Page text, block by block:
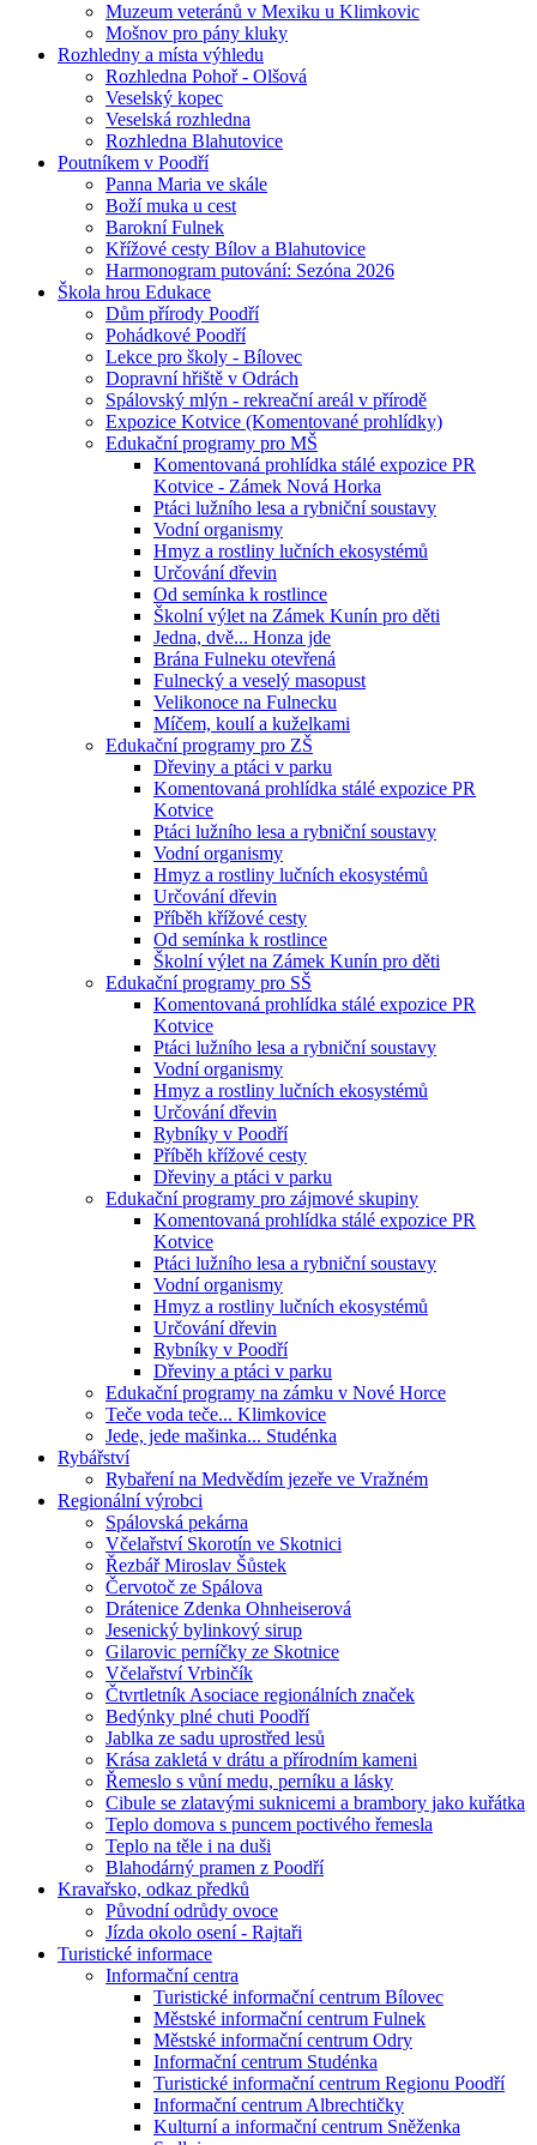
Muzeum veteránů v Mexiku u Klimkovic
Mošnov pro pány kluky
Rozhledny a místa výhledu
Rozhledna Pohoř - Olšová
Veselský kopec
Veselská rozhledna
Rozhledna Blahutovice
Poutníkem v Poodří
Panna Maria ve skále
Boží muka u cest
Barokní Fulnek
Křížové cesty Bílov a Blahutovice
Harmonogram putování: Sezóna 2026
Škola hrou Edukace
Dům přírody Poodří
Pohádkové Poodří
Lekce pro školy - Bílovec
Dopravní hřiště v Odrách
Spálovský mlýn - rekreační areál v přírodě
Expozice Kotvice (Komentované prohlídky)
Edukační programy pro MŠ
Komentovaná prohlídka stálé expozice PR
Kotvice - Zámek Nová Horka
Ptáci lužního lesa a rybniční soustavy
Vodní organismy
Hmyz a rostliny lučních ekosystémů
Určování dřevin
Od semínka k rostlince
Školní výlet na Zámek Kunín pro děti
Jedna, dvě... Honza jde
Brána Fulneku otevřená
Fulnecký a veselý masopust
Velikonoce na Fulnecku
Míčem, koulí a kuželkami
Edukační programy pro ZŠ
Dřeviny a ptáci v parku
Komentovaná prohlídka stálé expozice PR
Kotvice
Ptáci lužního lesa a rybniční soustavy
Vodní organismy
Hmyz a rostliny lučních ekosystémů
Určování dřevin
Příběh křížové cesty
Od semínka k rostlince
Školní výlet na Zámek Kunín pro děti
Edukační programy pro SŠ
Komentovaná prohlídka stálé expozice PR
Kotvice
Ptáci lužního lesa a rybniční soustavy
Vodní organismy
Hmyz a rostliny lučních ekosystémů
Určování dřevin
Rybníky v Poodří
Příběh křížové cesty
Dřeviny a ptáci v parku
Edukační programy pro zájmové skupiny
Komentovaná prohlídka stálé expozice PR
Kotvice
Ptáci lužního lesa a rybniční soustavy
Vodní organismy
Hmyz a rostliny lučních ekosystémů
Určování dřevin
Rybníky v Poodří
Dřeviny a ptáci v parku
Edukační programy na zámku v Nové Horce
Teče voda teče... Klimkovice
Jede, jede mašinka... Studénka
Rybářství
Rybaření na Medvědím jezeře ve Vražném
Regionální výrobci
Spálovská pekárna
Včelařství Skorotín ve Skotnici
Řezbář Miroslav Šůstek
Červotoč ze Spálova
Drátenice Zdenka Ohnheiserová
Jesenický bylinkový sirup
Gilarovic perníčky ze Skotnice
Včelařství Vrbinčík
Čtvrtletník Asociace regionálních značek
Bedýnky plné chuti Poodří
Jablka ze sadu uprostřed lesů
Krása zakletá v drátu a přírodním kameni
Řemeslo s vůní medu, perníku a lásky
Cibule se zlatavými suknicemi a brambory jako kuřátka
Teplo domova s puncem poctivého řemesla
Teplo na těle i na duši
Blahodárný pramen z Poodří
Kravařsko, odkaz předků
Původní odrůdy ovoce
Jízda okolo osení - Rajtaři
Turistické informace
Informační centra
Turistické informační centrum Bílovec
Městské informační centrum Fulnek
Městské informační centrum Odry
Informační centrum Studénka
Turistické informační centrum Regionu Poodří
Informační centrum Albrechtičky
Kulturní a informační centrum Sněženka